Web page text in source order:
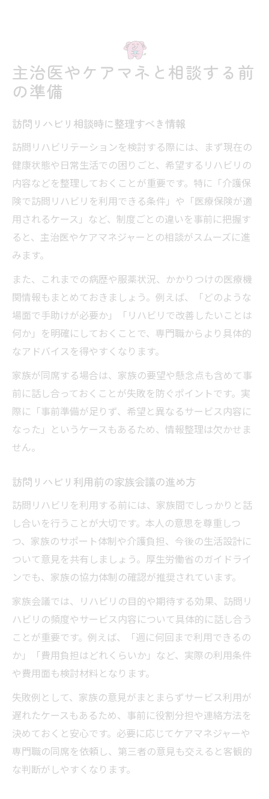
主治医やケアマネと相談する前
の準備
訪問リハビリ相談時に整理すべき情報
訪問リハビリテーションを検討する際には、まず現在の
健康状態や日常生活での困りごと、希望するリハビリの
内容などを整理しておくことが重要です。特に「介護保
険で訪問リハビリを利用できる条件」や「医療保険が適
用されるケース」など、制度ごとの違いを事前に把握す
ると、主治医やケアマネジャーとの相談がスムーズに進
みます。
また、これまでの病歴や服薬状況、かかりつけの医療機
関情報もまとめておきましょう。例えば、「どのような
場面で手助けが必要か」「リハビリで改善したいことは
何か」を明確にしておくことで、専門職からより具体的
なアドバイスを得やすくなります。
家族が同席する場合は、家族の要望や懸念点も含めて事
前に話し合っておくことが失敗を防ぐポイントです。実
際に「事前準備が足りず、希望と異なるサービス内容に
なった」というケースもあるため、情報整理は欠かせま
せん。
訪問リハビリ利用前の家族会議の進め方
訪問リハビリを利用する前には、家族間でしっかりと話
し合いを行うことが大切です。本人の意思を尊重しつ
つ、家族のサポート体制や介護負担、今後の生活設計に
ついて意見を共有しましょう。厚生労働省のガイドライ
ンでも、家族の協力体制の確認が推奨されています。
家族会議では、リハビリの目的や期待する効果、訪問リ
ハビリの頻度やサービス内容について具体的に話し合う
ことが重要です。例えば、「週に何回まで利用できるの
か」「費用負担はどれくらいか」など、実際の利用条件
や費用面も検討材料となります。
失敗例として、家族の意見がまとまらずサービス利用が
遅れたケースもあるため、事前に役割分担や連絡方法を
決めておくと安心です。必要に応じてケアマネジャーや
専門職の同席を依頼し、第三者の意見も交えると客観的
な判断がしやすくなります。